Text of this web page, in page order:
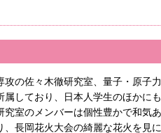
の佐々木徹研究室、量子・原子
しており、日本人学生のほかに
室のメンバーは個性豊かで和気
長岡花火大会の綺麗な花火を見